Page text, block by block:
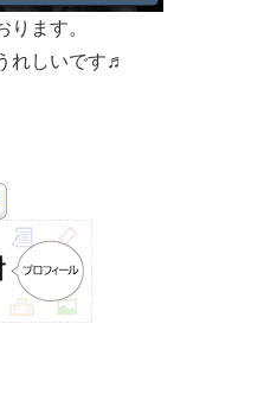
ります。
れしいです♬